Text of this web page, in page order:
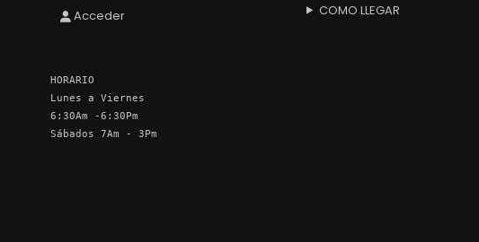
Acceder
HORARIO
Lunes a Viernes
6:30Am -6:30Pm
Sábados 7Am - 3Pm
COMO LLEGAR